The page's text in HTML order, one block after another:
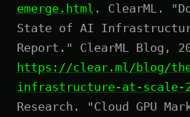
emerge.html . ClearML.
State of AI
Report." ClearML Blog,
https://clear.ml/blog/
infrastructure-at-scale-
Research. "Cloud GPU